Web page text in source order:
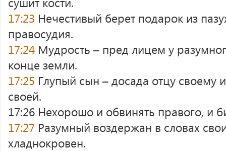
17:23 Нечестивый берет подарок из
правосудия.
17:24 Мудрость – пред лицем у
конце земли.
17:25 Глупый сын – досада отцу своему
своей.
17:26 Нехорошо и обвинять правого, и
17:27 Разумный воздержан в словах
хладнокровен.